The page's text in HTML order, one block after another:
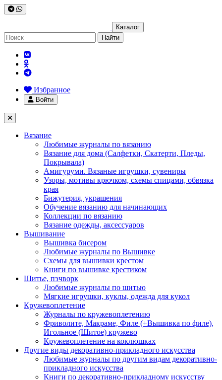
Каталог
Найти
Избранное
Войти
Вязание
Любимые журналы по вязанию
Вязание для дома (Салфетки, Скатерти, Пледы,
Покрывала)
Амигуруми. Вязаные игрушки, сувениры
Узоры, мотивы крючком, схемы спицами, обвязка
края
Бижутерия, украшения
Обучение вязанию для начинающих
Коллекции по вязанию
Вязание одежды, аксессуаров
Вышивание
Вышивка бисером
Любимые журналы по Вышивке
Схемы для вышивки крестом
Книги по вышивке крестиком
Шитье, пэчворк
Любимые журналы по шитью
Мягкие игрушки, куклы, одежда для кукол
Кружевоплетение
Журналы по кружевоплетению
Фриволите, Макраме, Филе (+Вышивка по филе),
Игольное (Шитое) кружево
Кружевоплетение на коклюшках
Другие виды декоративно-прикладного искусства
Любимые журналы по другим видам декоративно-
прикладного искусства
Книги по декоративно-прикладному искусству